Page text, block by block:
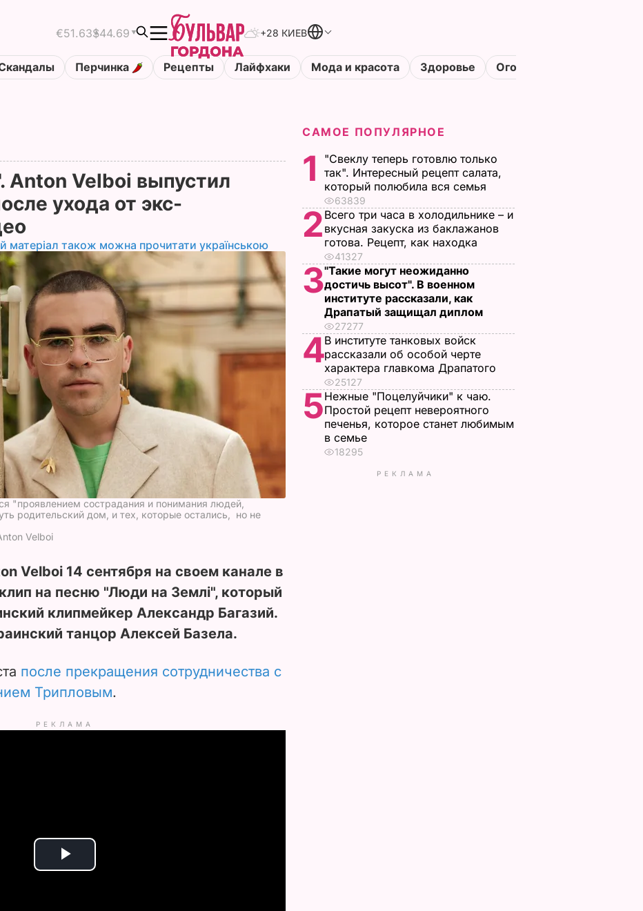
€51.63$44.69 +28 КИЕВ
Перчинка Рецепты Лайфхаки Мода и красота Здоровье Огороды
Anton Velboi выпустил
ухода от экс-
матеріал також можна прочитати українською
"проявлением сострадания и понимания людей,
родительский дом, и тех, которые остались, но не
Velboi
Velboi 14 сентября на своем канале в
клип на песню "Люди на Землі", который
клипмейкер Александр Багазий.
танцор Алексей Базела.
после прекращения сотрудничества с
Трипловым.
РЕКЛАМА
P
САМОЕ ПОПУЛЯРНОЕ
1
"Свеклу теперь готовлю только
так". Интересный рецепт салата,
который полюбила вся семья
63839
2 Всего три часа в холодильнике – и
вкусная закуска из баклажанов
готова. Рецепт, как находка
41327
3"Такие могут неожиданно
достичь высот". В военном
институте рассказали, как
Драпатый защищал диплом
27277
4В институте танковых войск
рассказали об особой черте
характера главкома Драпатого
25127
5Нежные "Поцелуйчики" к чаю.
Простой рецепт невероятного
печенья, которое станет любимым
в семье
18295
РЕКЛАМА